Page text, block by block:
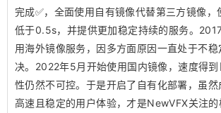
完成✅，全面使用自有镜像代替第三方镜像，
低于0.5s，并提供更加稳定持续的服务。
用海外镜像服务，因多方面原因一直处于不
决。2022年5月开始使用国内镜像，速度得
性仍然不可控。于是开启了自有化部署，虽
高速且稳定的用户体验，才是NewVFX关注